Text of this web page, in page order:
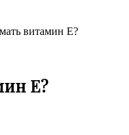
витамин Е?
Е?